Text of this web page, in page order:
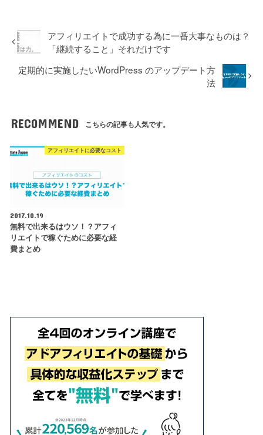
アフィリエイトで成功する為に一番大事なものは？
「継続すること」それだけです
定期的に実施したいWordPress のアップデート方
法
RECOMMEND こちらの記事も人気です。
アフィリエイトに必要なコスト
2017.10.19
無料で出来るはウソ！？アフィ
リエイトで稼ぐために必要な経
費まとめ